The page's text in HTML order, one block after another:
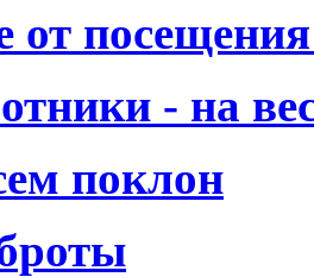
от
- на
поклон